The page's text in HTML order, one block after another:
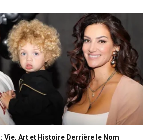
Vie, Art et Histoire Derrière le Nom